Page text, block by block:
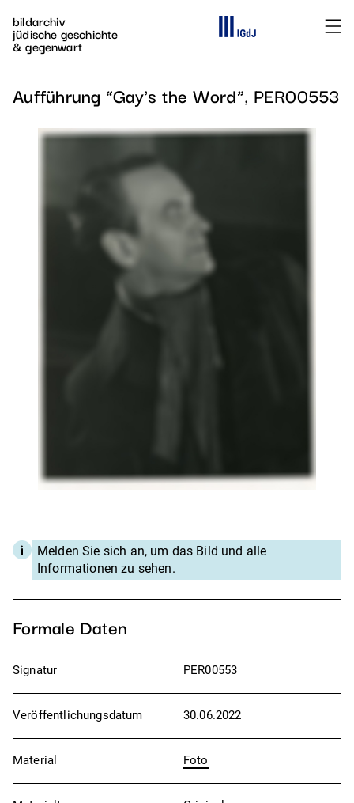
bildarchiv
jüdische geschichte
& gegenwart
Die Webseite
Aufführung “Gay's the Word”, PER00553
Melden Sie sich an, um das Bild und alle
Informationen zu sehen.
Formale Daten
Signatur PER00553
Veröffentlichungsdatum 30.06.2022
Material Foto